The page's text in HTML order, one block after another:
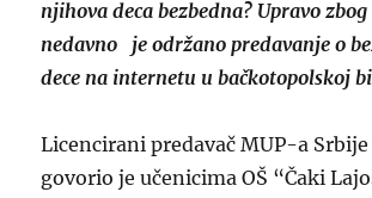
njihova deca bezbedna? Upravo
nedavno je održano predavanje o
dece na internetu u bačkotopolskoj
Licencirani predavač MUP-a Srbije
govorio je učenicima OŠ “Čaki